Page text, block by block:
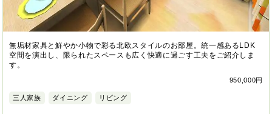
無垢材家具と鮮やか小物で彩る北欧スタイルのお部屋。統一感あるLDK
空間を演出し、限られたスペースも広く快適に過ごす工夫をご紹介しま
す。
950,000円
三人家族 ダイニング リビング